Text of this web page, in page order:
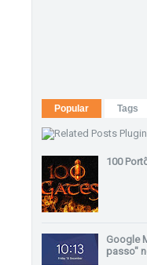
Popular Tags
100
Google
passo"